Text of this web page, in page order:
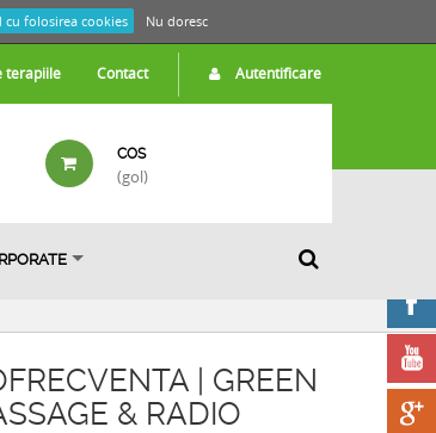
cu folosirea cookies Nu doresc
Autentificare
terapiile Contact
COS
(gol)
| GREEN
& RADIO